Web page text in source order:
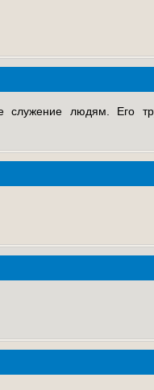
служение людям. Его